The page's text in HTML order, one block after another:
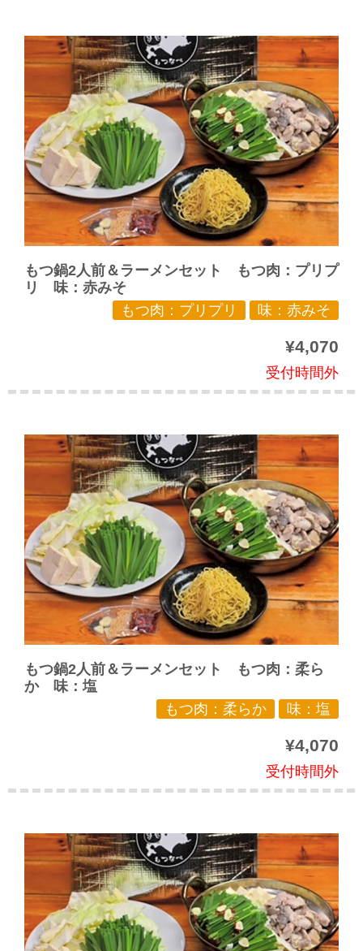
もつ鍋2人前＆ラーメンセット もつ肉：プリプ
リ 味：赤みそ
もつ肉：プリプリ
味：赤みそ
¥4,070
受付時間外
もつ鍋2人前＆ラーメンセット もつ肉：柔ら
か 味：塩
もつ肉：柔らか
味：塩
¥4,070
受付時間外